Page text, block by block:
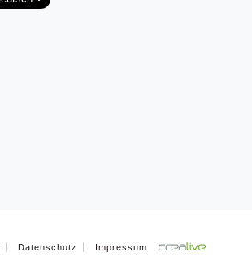
Datenschutz Impressum